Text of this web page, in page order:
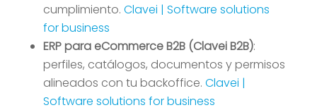
cumplimiento. Clavei | Software solutions
for business
ERP para eCommerce B2B (Clavei B2B):
perfiles, catálogos, documentos y permisos
alineados con tu backoffice. Clavei |
Software solutions for business